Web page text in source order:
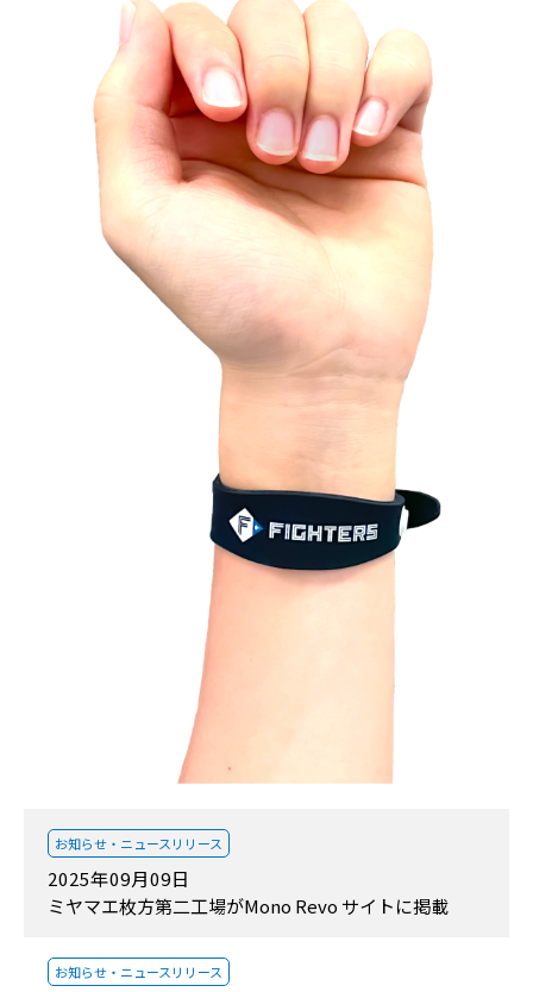
2025年09月09日
お知らせ・ ニュースリリース
ミヤマエ枚方第二工場がMono Revo サイトに掲載
お知らせ・ ニュースリリース